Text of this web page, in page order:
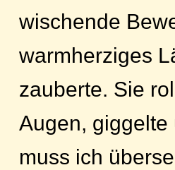
wischende
warmherziges
zauberte. Sie
Augen,
muss ich